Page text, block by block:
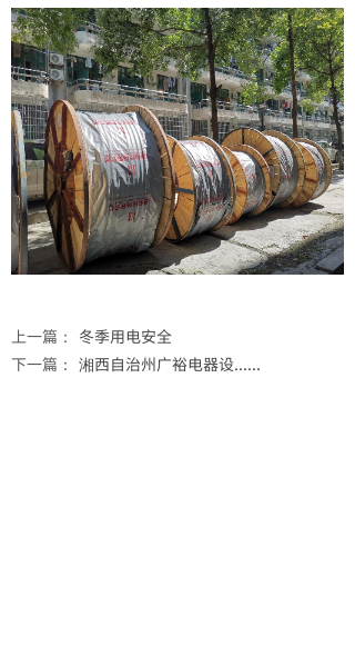
上一篇： 冬季用电安全
下一篇： 湘西自治州广裕电器设......